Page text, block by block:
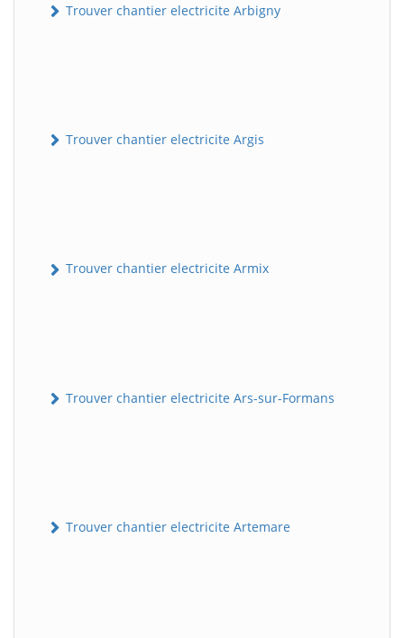
Trouver chantier electricite Arbigny
Trouver chantier electricite Argis
Trouver chantier electricite Armix
Trouver chantier electricite Ars-sur-Formans
Trouver chantier electricite Artemare